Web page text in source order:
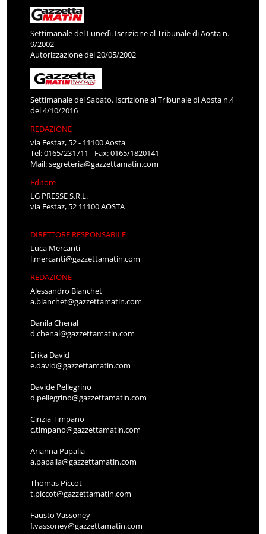
Settimanale del Lunedì. Iscrizione al Tribunale di Aosta n.
9/2002
Autorizzazione del 20/05/2002
Settimanale del Sabato. Iscrizione al Tribunale di Aosta n.4
del 4/10/2016
REDAZIONE
via Festaz, 52 - 11100 Aosta
Tel: 0165/231711 - Fax: 0165/1820141
Mail:segreteria@gazzettamatin.com
Editore
LG PRESSE S.R.L.
via Festaz, 52 11100 AOSTA
DIRETTORE RESPONSABILE
Luca Mercanti
l.mercanti@gazzettamatin.com
REDAZIONE
Alessandro Bianchet
a.bianchet@gazzettamatin.com
Danila Chenal
d.chenal@gazzettamatin.com
Erika David
e.david@gazzettamatin.com
Davide Pellegrino
d.pellegrino@gazzettamatin.com
Cinzia Timpano
c.timpano@gazzettamatin.com
Arianna Papalia
a.papalia@gazzettamatin.com
Thomas Piccot
t.piccot@gazzettamatin.com
Fausto Vassoney
f.vassoney@gazzettamatin.com